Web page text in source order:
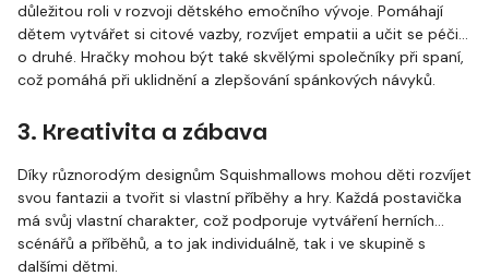
důležitou roli v rozvoji dětského emočního vývoje. Pomáhají
dětem vytvářet si citové vazby, rozvíjet empatii a učit se péči
o druhé. Hračky mohou být také skvělými společníky při spaní,
což pomáhá při uklidnění a zlepšování spánkových návyků.
3. Kreativita a zábava
Díky různorodým designům Squishmallows mohou děti rozvíjet
svou fantazii a tvořit si vlastní příběhy a hry. Každá postavička
má svůj vlastní charakter, což podporuje vytváření herních
scénářů a příběhů, a to jak individuálně, tak i ve skupině s
dalšími dětmi.